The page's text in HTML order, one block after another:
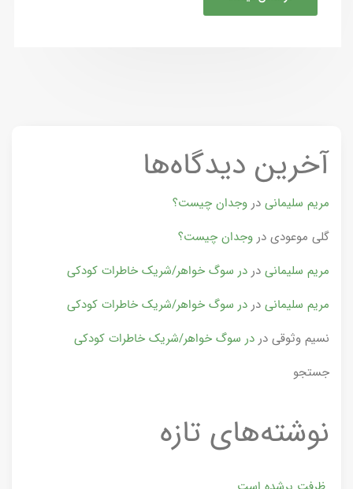
آخرین دیدگاه‌ها
مریم سلیمانی در وجدان چیست؟
گلی موعودی در وجدان چیست؟
مریم سلیمانی در در سوگ خواهر/شریک خاطرات کودکی
مریم سلیمانی در در سوگ خواهر/شریک خاطرات کودکی
نسیم وثوقی در در سوگ خواهر/شریک خاطرات کودکی
جستجو
نوشته‌های تازه